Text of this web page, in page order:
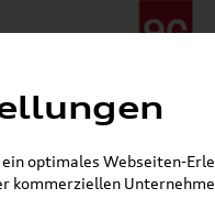
87optimales Webseiten-
kommerziellen